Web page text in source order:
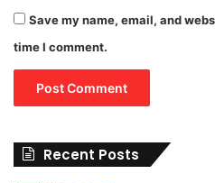
Save my name, email, and
time I comment.
Recent Posts